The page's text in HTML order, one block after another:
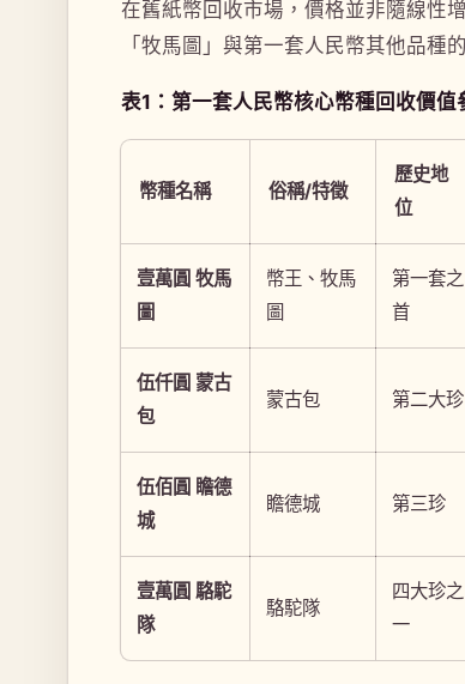
在舊紙幣回收市場，價格並非隨線性
「牧馬圖」與第一套人民幣其他品種
表1：第一套人民幣核心幣種回收價值
幣種名稱 俗稱/特徵
歷史地
位
壹萬圓 牧馬
圖
幣王、牧馬
圖
第一套之
首
伍仟圓 蒙古
包
蒙古包 第二大珍
伍佰圓 瞻德
城
瞻德城 第三珍
壹萬圓 駱駝
隊
駱駝隊
四大珍之
一